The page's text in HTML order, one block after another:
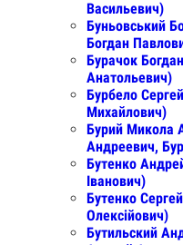
Васильевич)
Буньовський
Богдан
Бурачок
Анатольевич)
Бурбело
Михайлович)
Бурий Микола
Андреевич,
Бутенко
Іванович)
Бутенко
Олексійович)
Бутильский